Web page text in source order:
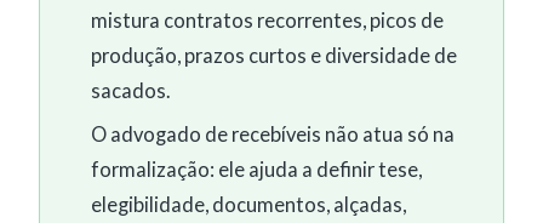
mistura contratos recorrentes, picos de
produção, prazos curtos e diversidade de
sacados.
O advogado de recebíveis não atua só na
formalização: ele ajuda a definir tese,
elegibilidade, documentos, alçadas,